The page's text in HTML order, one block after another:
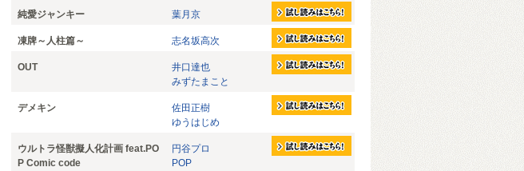
純愛ジャンキー 葉月京
凍牌～人柱篇～ 志名坂高次
OUT
井口達也
みずたまこと
デメキン
佐田正樹
ゆうはじめ
ウルトラ怪獣擬人化計画 feat.PO
P Comic code
円谷プロ
POP